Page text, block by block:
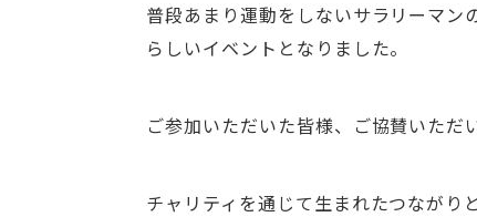
普段あまり運動をしないサラリーマ
らしいイベントとなりました。
ご参加いただいた皆様、ご協賛いただ
チャリティを通じて生まれたつながり